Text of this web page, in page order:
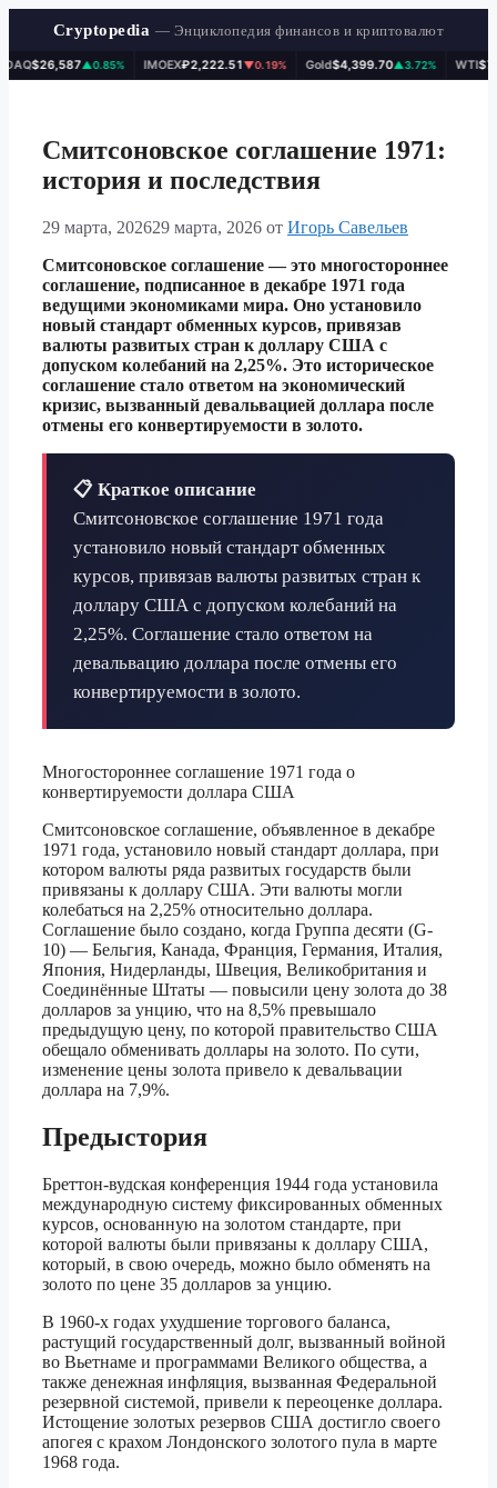
Cryptopedia — Энциклопедия финансов и криптовалют
$26,587▲0.85% IMOEX₽2,222.51▼0.19% Gold$4,399.70▲3.72% WTI
Смитсоновское соглашение 1971:
история и последствия
29 марта, 202629 марта, 2026 от Игорь Савельев
Смитсоновское соглашение — это многостороннее
соглашение, подписанное в декабре 1971 года
ведущими экономиками мира. Оно установило
новый стандарт обменных курсов, привязав
валюты развитых стран к доллару США с
допуском колебаний на 2,25%. Это историческое
соглашение стало ответом на экономический
кризис, вызванный девальвацией доллара после
отмены его конвертируемости в золото.
📋 Краткое описание
Смитсоновское соглашение 1971 года
установило новый стандарт обменных
курсов, привязав валюты развитых стран к
доллару США с допуском колебаний на
2,25%. Соглашение стало ответом на
девальвацию доллара после отмены его
конвертируемости в золото.
Многостороннее соглашение 1971 года о
конвертируемости доллара США
Смитсоновское соглашение, объявленное в декабре
1971 года, установило новый стандарт доллара, при
котором валюты ряда развитых государств были
привязаны к доллару США. Эти валюты могли
колебаться на 2,25% относительно доллара.
Соглашение было создано, когда Группа десяти (G-
10) — Бельгия, Канада, Франция, Германия, Италия,
Япония, Нидерланды, Швеция, Великобритания и
Соединённые Штаты — повысили цену золота до 38
долларов за унцию, что на 8,5% превышало
предыдущую цену, по которой правительство США
обещало обменивать доллары на золото. По сути,
изменение цены золота привело к девальвации
доллара на 7,9%.
Предыстория
Бреттон-вудская конференция 1944 года установила
международную систему фиксированных обменных
курсов, основанную на золотом стандарте, при
которой валюты были привязаны к доллару США,
который, в свою очередь, можно было обменять на
золото по цене 35 долларов за унцию.
В 1960-х годах ухудшение торгового баланса,
растущий государственный долг, вызванный войной
во Вьетнаме и программами Великого общества, а
также денежная инфляция, вызванная Федеральной
резервной системой, привели к переоценке доллара.
Истощение золотых резервов США достигло своего
апогея с крахом Лондонского золотого пула в марте
1968 года.